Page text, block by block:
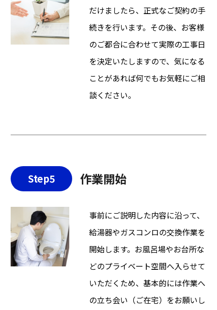
だけましたら、正式なご契約の手
続きを行います。その後、お客様
のご都合に合わせて実際の工事日
を決定いたしますので、気になる
ことがあれば何でもお気軽にご相
談ください。
Step5 作業開始
事前にご説明した内容に沿って、
給湯器やガスコンロの交換作業を
開始します。お風呂場やお台所な
どのプライベート空間へ入らせて
いただくため、基本的には作業へ
の立ち会い（ご在宅）をお願いし